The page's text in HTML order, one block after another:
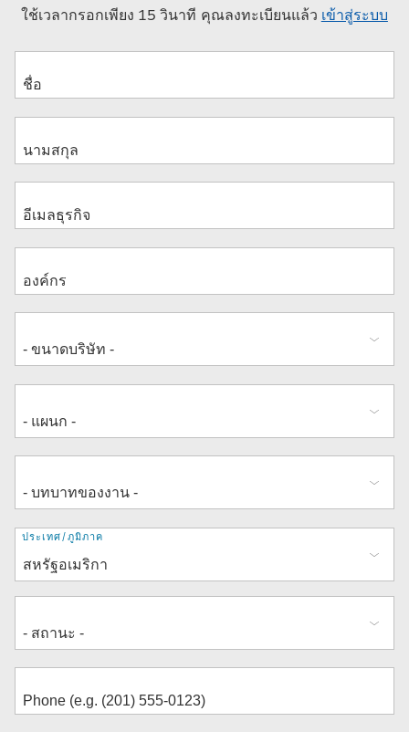
ใช้เวลากรอกเพียง 15 วินาที คุณลงทะเบียนแล้ว เข้าสู่ระบบ
ที่
อยู่
ประเทศ/ภูมิภาค